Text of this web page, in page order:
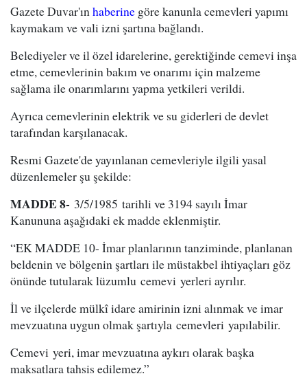
Gazete Duvar'ınhaberine göre kanunla cemevleri yapımı
kaymakam ve vali izni şartına bağlandı.
Belediyeler ve il özel idarelerine, gerektiğinde cemevi inşa
etme, cemevlerinin bakım ve onarımı için malzeme
sağlama ile onarımlarını yapma yetkileri verildi.
Ayrıca cemevlerinin elektrik ve su giderleri de devlet
tarafından karşılanacak.
Resmi Gazete'de yayınlanan cemevleriyle ilgili yasal
düzenlemeler şu şekilde:
MADDE 8- 3/5/1985 tarihli ve 3194 sayılı İmar
Kanununa aşağıdaki ek madde eklenmiştir.
“EK MADDE 10- İmar planlarının tanziminde, planlanan
beldenin ve bölgenin şartları ile müstakbel ihtiyaçları göz
önünde tutularak lüzumlu cemevi yerleri ayrılır.
İl ve ilçelerde mülkî idare amirinin izni alınmak ve imar
mevzuatına uygun olmak şartıyla cemevleri yapılabilir.
Cemevi yeri, imar mevzuatına aykırı olarak başka
maksatlara tahsis edilemez.”